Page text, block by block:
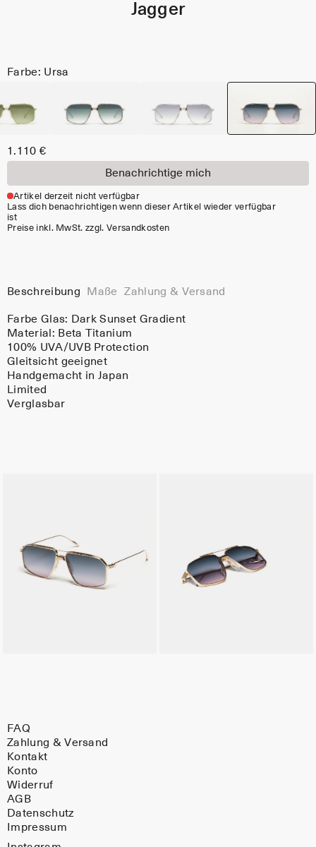
Jagger
Farbe: Ursa
1.110 €
Benachrichtige mich
Artikel derzeit nicht verfügbar
Lass dich benachrichtigen wenn dieser Artikel wieder verfügbar
ist
Preise inkl. MwSt. zzgl. Versandkosten
Beschreibung Maße Zahlung & Versand
Farbe Glas: Dark Sunset Gradient
Material: Beta Titanium
100% UVA/UVB Protection
Gleitsicht geeignet
Handgemacht in Japan
Limited
Verglasbar
FAQ
Zahlung & Versand
Kontakt
Konto
Widerruf
AGB
Datenschutz
Impressum